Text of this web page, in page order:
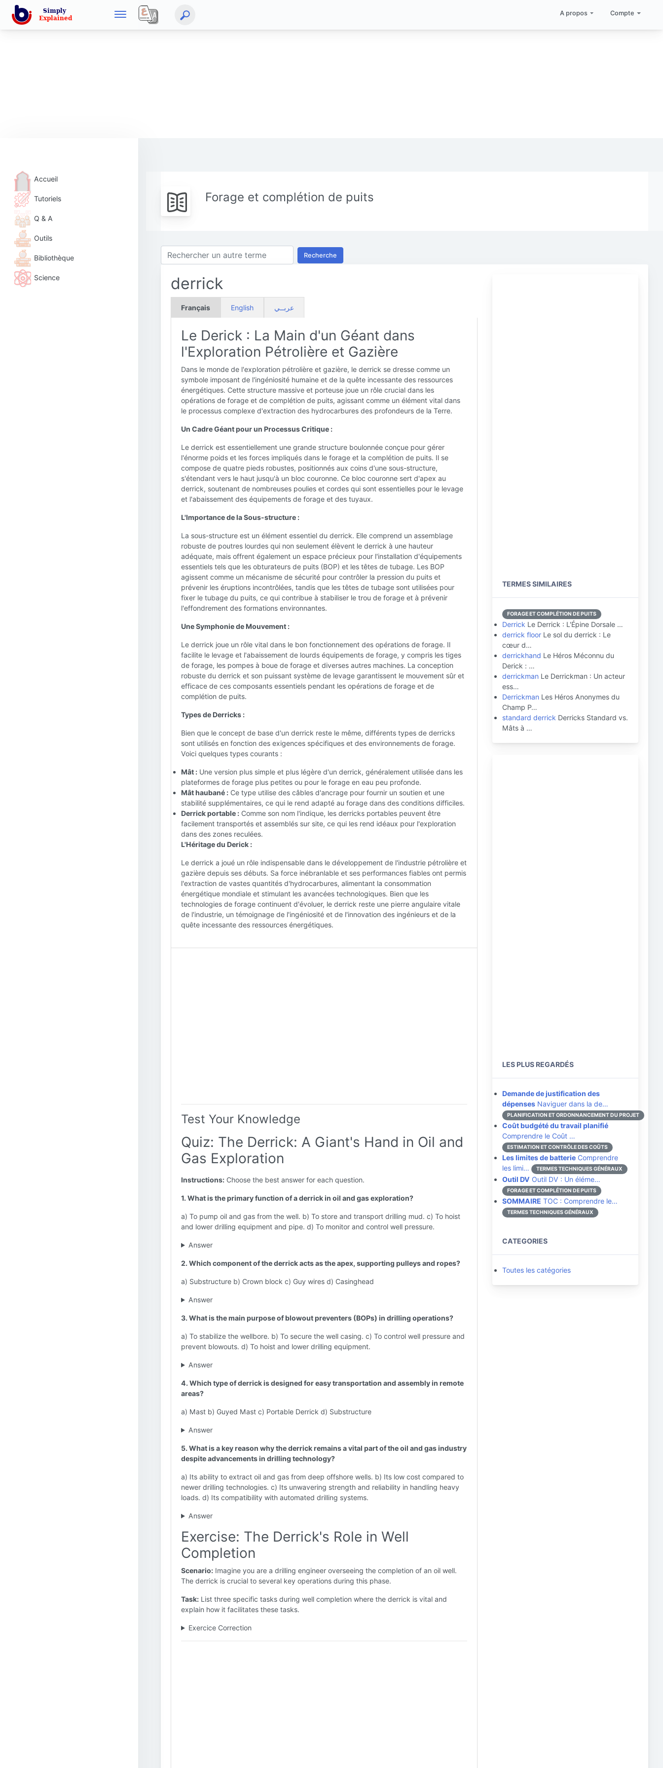
A propos Compte
Accueil
Tutoriels
Q & A
Outils
Bibliothèque
Science
Forage et complétion de puits
Recherche
derrick
Français English عربــي
Le Derick : La Main d'un Géant dans
l'Exploration Pétrolière et Gazière
Dans le monde de l'exploration pétrolière et gazière, le derrick se dresse comme un
symbole imposant de l'ingéniosité humaine et de la quête incessante des ressources
énergétiques. Cette structure massive et porteuse joue un rôle crucial dans les
opérations de forage et de complétion de puits, agissant comme un élément vital dans
le processus complexe d'extraction des hydrocarbures des profondeurs de la Terre.
Un Cadre Géant pour un Processus Critique :
Le derrick est essentiellement une grande structure boulonnée conçue pour gérer
l'énorme poids et les forces impliqués dans le forage et la complétion de puits. Il se
compose de quatre pieds robustes, positionnés aux coins d'une sous-structure,
s'étendant vers le haut jusqu'à un bloc couronne. Ce bloc couronne sert d'apex au
derrick, soutenant de nombreuses poulies et cordes qui sont essentielles pour le levage
et l'abaissement des équipements de forage et des tuyaux.
L'Importance de la Sous-structure :
La sous-structure est un élément essentiel du derrick. Elle comprend un assemblage
robuste de poutres lourdes qui non seulement élèvent le derrick à une hauteur
adéquate, mais offrent également un espace précieux pour l'installation d'équipements
essentiels tels que les obturateurs de puits (BOP) et les têtes de tubage. Les BOP
agissent comme un mécanisme de sécurité pour contrôler la pression du puits et
prévenir les éruptions incontrôlées, tandis que les têtes de tubage sont utilisées pour
fixer le tubage du puits, ce qui contribue à stabiliser le trou de forage et à prévenir
l'effondrement des formations environnantes.
Une Symphonie de Mouvement :
Le derrick joue un rôle vital dans le bon fonctionnement des opérations de forage. Il
facilite le levage et l'abaissement de lourds équipements de forage, y compris les tiges
de forage, les pompes à boue de forage et diverses autres machines. La conception
robuste du derrick et son puissant système de levage garantissent le mouvement sûr et
efficace de ces composants essentiels pendant les opérations de forage et de
complétion de puits.
Types de Derricks :
Bien que le concept de base d'un derrick reste le même, différents types de derricks
sont utilisés en fonction des exigences spécifiques et des environnements de forage.
Voici quelques types courants :
Mât : Une version plus simple et plus légère d'un derrick, généralement utilisée dans les
plateformes de forage plus petites ou pour le forage en eau peu profonde.
Mât haubané : Ce type utilise des câbles d'ancrage pour fournir un soutien et une
stabilité supplémentaires, ce qui le rend adapté au forage dans des conditions difficiles.
Derrick portable : Comme son nom l'indique, les derricks portables peuvent être
facilement transportés et assemblés sur site, ce qui les rend idéaux pour l'exploration
dans des zones reculées.
L'Héritage du Derick :
Le derrick a joué un rôle indispensable dans le développement de l'industrie pétrolière et
gazière depuis ses débuts. Sa force inébranlable et ses performances fiables ont permis
l'extraction de vastes quantités d'hydrocarbures, alimentant la consommation
énergétique mondiale et stimulant les avancées technologiques. Bien que les
technologies de forage continuent d'évoluer, le derrick reste une pierre angulaire vitale
de l'industrie, un témoignage de l'ingéniosité et de l'innovation des ingénieurs et de la
quête incessante des ressources énergétiques.
Test Your Knowledge
Quiz: The Derrick: A Giant's Hand in Oil and
Gas Exploration
Instructions: Choose the best answer for each question.
1. What is the primary function of a derrick in oil and gas exploration?
a) To pump oil and gas from the well. b) To store and transport drilling mud. c) To hoist
and lower drilling equipment and pipe. d) To monitor and control well pressure.
Answer
2. Which component of the derrick acts as the apex, supporting pulleys and ropes?
a) Substructure b) Crown block c) Guy wires d) Casinghead
Answer
3. What is the main purpose of blowout preventers (BOPs) in drilling operations?
a) To stabilize the wellbore. b) To secure the well casing. c) To control well pressure and
prevent blowouts. d) To hoist and lower drilling equipment.
Answer
4. Which type of derrick is designed for easy transportation and assembly in remote
areas?
a) Mast b) Guyed Mast c) Portable Derrick d) Substructure
Answer
5. What is a key reason why the derrick remains a vital part of the oil and gas industry
despite advancements in drilling technology?
a) Its ability to extract oil and gas from deep offshore wells. b) Its low cost compared to
newer drilling technologies. c) Its unwavering strength and reliability in handling heavy
loads. d) Its compatibility with automated drilling systems.
Answer
Exercise: The Derrick's Role in Well
Completion
Scenario: Imagine you are a drilling engineer overseeing the completion of an oil well.
The derrick is crucial to several key operations during this phase.
Task: List three specific tasks during well completion where the derrick is vital and
explain how it facilitates these tasks.
Exercice Correction
TERMES SIMILAIRES
FORAGE ET COMPLÉTION DE PUITS
Derrick Le Derrick : L'Épine Dorsale …
derrick floor Le sol du derrick : Le
cœur d…
derrickhand Le Héros Méconnu du
Derick : …
derrickman Le Derrickman : Un acteur
ess…
Derrickman Les Héros Anonymes du
Champ P…
standard derrick Derricks Standard vs.
Mâts à …
LES PLUS REGARDÉS
Demande de justification des
dépenses Naviguer dans la de…
PLANIFICATION ET ORDONNANCEMENT DU PROJET
Coût budgété du travail planifié
Comprendre le Coût …
ESTIMATION ET CONTRÔLE DES COÛTS
Les limites de batterie Comprendre
les limi…
TERMES TECHNIQUES GÉNÉRAUX
Outil DV Outil DV : Un éléme…
FORAGE ET COMPLÉTION DE PUITS
SOMMAIRE TOC : Comprendre le…
TERMES TECHNIQUES GÉNÉRAUX
CATEGORIES
Toutes les catégories